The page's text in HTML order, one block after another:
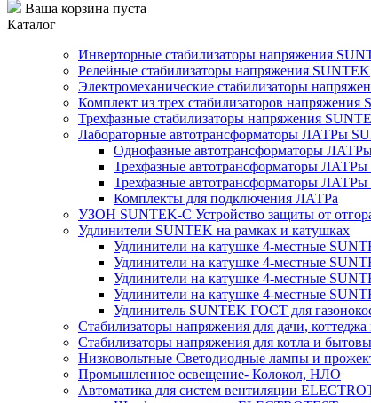
Ваша корзина пуста
Каталог
Инверторные стабилизаторы напряжения
Релейные стабилизаторы напряжения SUNTEK
Электромеханические стабилизаторы
Комплект из трех стабилизаторов напряжения
Трехфазные стабилизаторы напряжения
Лабораторные автотрансформаторы ЛАТРы
Однофазные автотрансформаторы
Трехфазные автотрансформаторы
Трехфазные автотрансформаторы
Комплекты для подключения ЛАТРа
УЗОН SUNTEK-C Устройство защиты от
Удлинители SUNTEK на рамках и катушках
Удлинители на катушке 4-местные
Удлинители на катушке 4-местные
Удлинители на катушке 4-местные
Удлинители на катушке 4-местные
Удлинитель SUNTEK ГОСТ для
Стабилизаторы напряжения для дачи, коттеджа
Стабилизаторы напряжения для котла и
Низковольтные Светодиодные лампы и
Промышленное освещение- Колокол, НЛО
Автоматика для систем вентиляции